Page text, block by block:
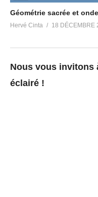
Géométrie sacrée et
Hervé Cinta 18 DÉCEMBRE
Nous vous invitons
éclairé !